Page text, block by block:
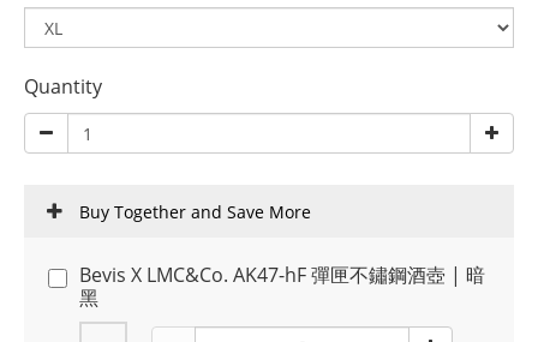
Quantity
Buy Together and Save More
Bevis X LMC&Co. AK47-hF 彈匣不鏽鋼酒壺 | 暗
黑